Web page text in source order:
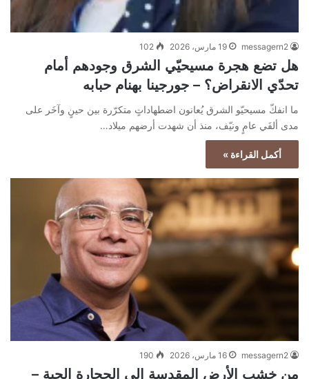
messagern2 19 مارس، 2026 102
هل تضع هجرة مسيحيّي الشرق وجودهم أمام
تحدّي الانقراض؟ – جورجينا بهنام حبابه
ما انفكّ مسيحيّو الشرق يُعانون اضطهاداتٍ متكرّرة بين حينٍ وآخَر على
مدى ألفَي عامٍ ونيّف، منذ أن شهدت أرضهم ميلاد…
أكمل القراءة »
messagern2 16 مارس، 2026 190
من خشب الأرض المقدسة إلى الحجارة الحية –